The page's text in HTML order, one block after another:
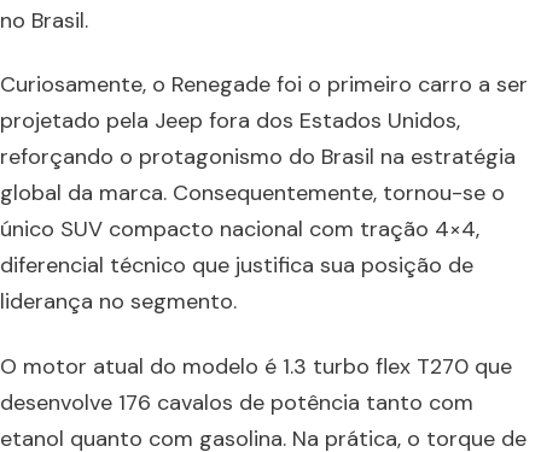
no Brasil.
Curiosamente, o Renegade foi o primeiro carro a ser
projetado pela Jeep fora dos Estados Unidos,
reforçando o protagonismo do Brasil na estratégia
global da marca. Consequentemente, tornou-se o
único SUV compacto nacional com tração 4×4,
diferencial técnico que justifica sua posição de
liderança no segmento.
O motor atual do modelo é 1.3 turbo flex T270 que
desenvolve 176 cavalos de potência tanto com
etanol quanto com gasolina. Na prática, o torque de